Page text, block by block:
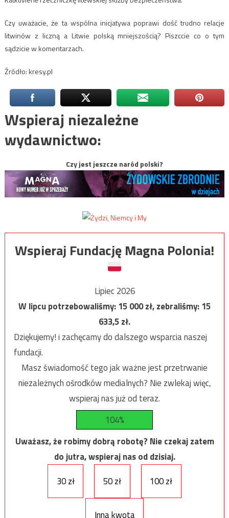
Czy uważacie, że ta wspólna inicjatywa poprawi dość trudno relacje
litwinów z liczną a Litwie polską mniejszością? Piszccie co o tym
sądzicie w komentarzach.
Źródło: kresy.pl
Wspieraj niezależne
wydawnictwo:
Czy jest jeszcze naród polski?
Wspieraj Fundację Magna Polonia!
Lipiec 2026
W lipcu potrzebowaliśmy:15 000zł, zebraliśmy:15
633,5zł.
Dziękujemy! i zachęcamy do dalszego wsparcia naszej
fundacji.
Masz świadomość tego jak ważne jest przetrwanie
niezależnych ośrodków medialnych? Nie zwlekaj więc,
wspieraj nas już od teraz.
104%
Uważasz, że robimy dobrą robotę? Nie czekaj zatem
do jutra, wspieraj nas od dzisiaj.
30 zł
50 zł 100 zł
Inna kwota